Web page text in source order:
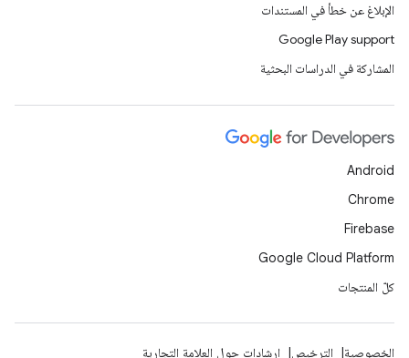
الإبلاغ عن خطأ في المستندات
Google Play support
المشاركة في الدراسات البحثية
Android
Chrome
Firebase
Google Cloud Platform
كلّ المنتجات
الخصوصية الترخيص إرشادات حول العلامة التجارية